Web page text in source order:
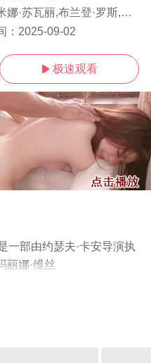
娜·苏瓦丽,布兰登·罗斯,玛丽娜·维丝曼,Mari
： 2025-09-02
 极速观看
一部由约瑟夫·卡安导演执
丽娜·维丝
杰克·西沃尔·麦克唐
等明星演员精彩
息可移步至豆瓣电影、电